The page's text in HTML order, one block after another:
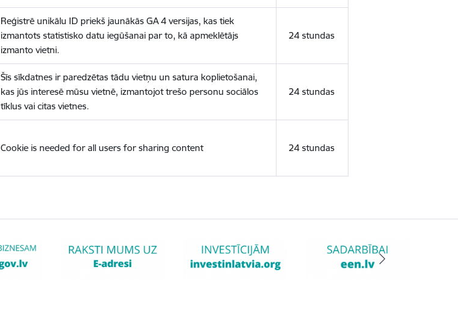
Reģistrē unikālu ID priekš jaunākās GA 4 versijas, kas tiek
izmantots statistisko datu iegūšanai par to, kā apmeklētājs
izmanto vietni.
24 stundas
Šīs sīkdatnes ir paredzētas tādu vietņu un satura koplietošanai,
kas jūs interesē mūsu vietnē, izmantojot trešo personu sociālos
tīklus vai citas vietnes.
24 stundas
Cookie is needed for all users for sharing content 24 stundas